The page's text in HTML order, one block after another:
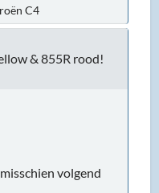
C4
& 855R rood!
volgend